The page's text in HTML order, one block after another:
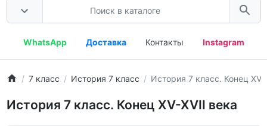
WhatsApp Доставка Контакты Instagram
7 класс История 7 класс История 7 класс. Конец XV-
История 7 класс. Конец XV-XVII века